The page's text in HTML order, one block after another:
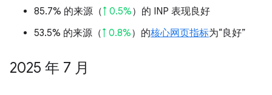
85.7% 的来源（↑ 0.5%）的 INP 表现良好
53.5% 的来源（↑ 0.8%）的核心网页指标为“良好”
2025 年 7 月